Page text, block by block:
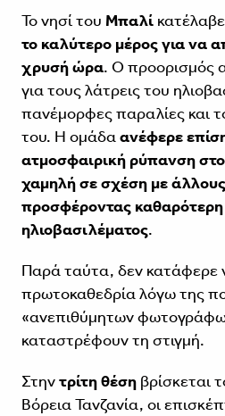
Το νησί του Μπαλί
το καλύτερο μέρος για να
χρυσή ώρα. Ο προορισμός
για τους λάτρεις του
πανέμορφες παραλίες και
του. Η ομάδαανέφερε
ατμοσφαιρική ρύπανση
χαμηλή σε σχέση με
προσφέροντας καθαρότερη
ηλιοβασιλέματος.
Παρά ταύτα, δεν κατάφερε
πρωτοκαθεδρία λόγω της
«ανεπιθύμητων
καταστρέφουν τη στιγμή.
Στηντρίτη θέσηβρίσκεται
Βόρεια Τανζανία, οι